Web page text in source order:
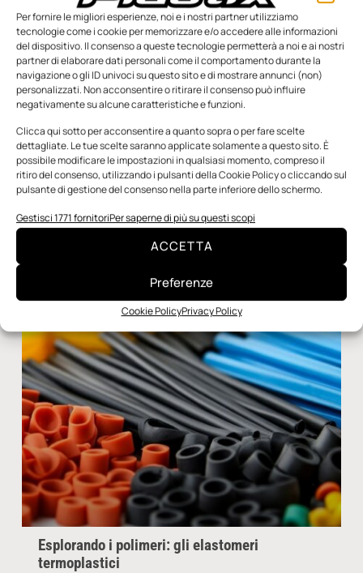
Per fornire le migliori esperienze, noi e i nostri partner utilizziamo
tecnologie come i cookie per memorizzare e/o accedere alle informazioni
del dispositivo. Il consenso a queste tecnologie permetterà a noi e ai nostri
partner di elaborare dati personali come il comportamento durante la
navigazione o gli ID univoci su questo sito e di mostrare annunci (non)
personalizzati. Non acconsentire o ritirare il consenso può influire
negativamente su alcune caratteristiche e funzioni.
Clicca qui sotto per acconsentire a quanto sopra o per fare scelte
dettagliate. Le tue scelte saranno applicate solamente a questo sito. È
possibile modificare le impostazioni in qualsiasi momento, compreso il
ritiro del consenso, utilizzando i pulsanti della Cookie Policy o cliccando sul
pulsante di gestione del consenso nella parte inferiore dello schermo.
Gestisci 1771 fornitoriPer saperne di più su questi scopi
ACCETTA
Preferenze
Cookie PolicyPrivacy Policy
Notizie da Il Progettista Industriale
UNI EN 1090: il punto di contatto tra progettazione ed
esecuzione
Techne Srl | Maschere di fissaggio: il brevetto che
Prima guida a rulli senza lubrificazione: drylin C per
regolazioni fluide
TI POTREBBERO
Esplorando i polimeri: gli elastomeri
termoplastici